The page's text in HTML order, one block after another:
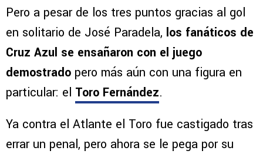
Pero a pesar de los tres puntos gracias al gol
en solitario de José Paradela, los fanáticos de
Cruz Azul se ensañaron con el juego
demostrado pero más aún con una figura en
particular: el Toro Fernández.
Ya contra el Atlante el Toro fue castigado tras
errar un penal, pero ahora se le pega por su